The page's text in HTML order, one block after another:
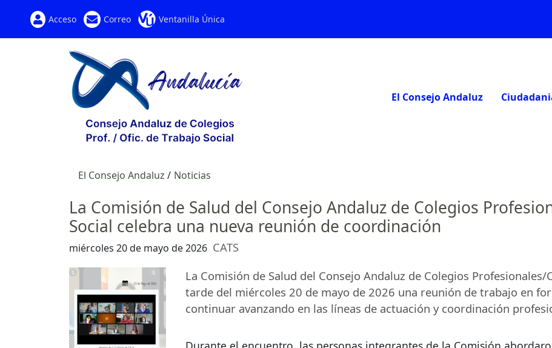
Acceso Correo Ventanilla Única
El Consejo Andaluz
El Consejo Andaluz Noticias
La Comisión de Salud del Consejo Andaluz de Colegios
Social celebra una nueva reunión de coordinación
miércoles 20 de mayo de 2026 CATS
La Comisión de Salud del Consejo Andaluz de Colegios
tarde del miércoles 20 de mayo de 2026 una reunión de trabajo en
continuar avanzando en las líneas de actuación y coordinación